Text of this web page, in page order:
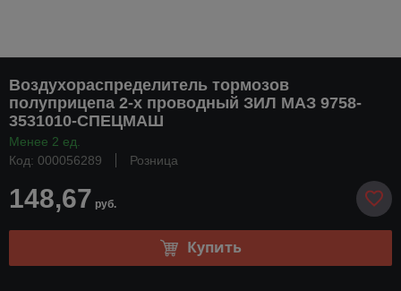
Воздухораспределитель тормозов
полуприцепа 2-х проводный ЗИЛ МАЗ 9758-
3531010-СПЕЦМАШ
Менее 2 ед.
Код: 000056289
Розница
148,67 руб.
Купить